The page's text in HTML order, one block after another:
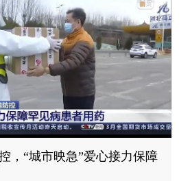
，“城市映急”爱心接力保障